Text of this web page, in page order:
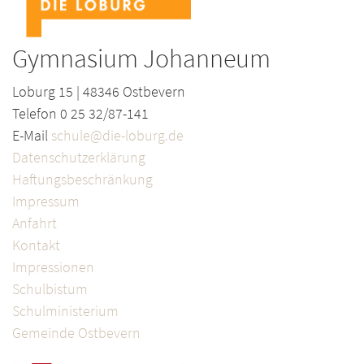
Gymnasium Johanneum
Loburg 15 | 48346 Ostbevern
Telefon 0 25 32/87-141
E-Mail schule@die-loburg.de
Datenschutzerklärung
Haftungsbeschränkung
Impressum
Anfahrt
Kontakt
Impressionen
Schulbistum
Schulministerium
Gemeinde Ostbevern